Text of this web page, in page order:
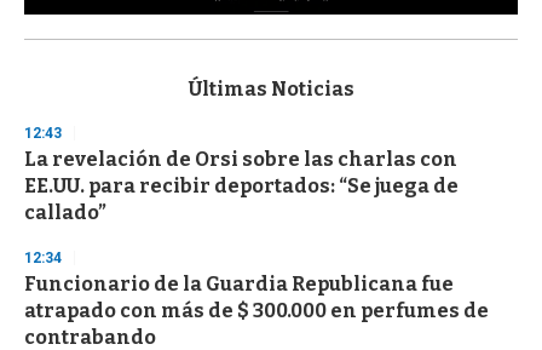
s
d
s
o
f
3
s
e
c
o
n
Últimas Noticias
12:43
La revelación de Orsi sobre las charlas con
EE.UU. para recibir deportados: “Se juega de
callado”
12:34
Funcionario de la Guardia Republicana fue
atrapado con más de $ 300.000 en perfumes de
contrabando